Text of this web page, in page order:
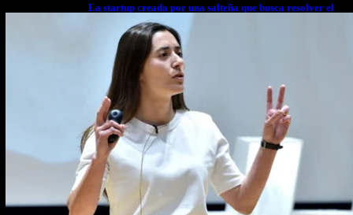
La startup creada por una salteña que busca resolver el
estrés financiero en Latinoamérica